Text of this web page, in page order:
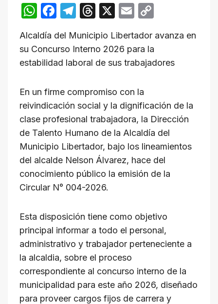
W
at
s
p
p
F
c
e
o
o
k
T
e
gr
m
T
e
a
s
X
E
ail p
y
k
Alcaldía del Municipio Libertador avanza en
su Concurso Interno 2026 para la
estabilidad laboral de sus trabajadores
En un firme compromiso con la
reivindicación social y la dignificación de la
clase profesional trabajadora, la Dirección
de Talento Humano de la Alcaldía del
Municipio Libertador, bajo los lineamientos
del alcalde Nelson Álvarez, hace del
conocimiento público la emisión de la
Circular N° 004-2026.
Esta disposición tiene como objetivo
principal informar a todo el personal,
administrativo y trabajador perteneciente a
la alcaldia, sobre el proceso
correspondiente al concurso interno de la
municipalidad para este año 2026, diseñado
para proveer cargos fijos de carrera y